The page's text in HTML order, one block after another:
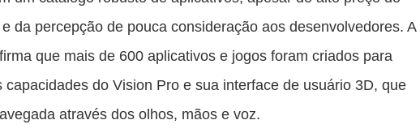
da percepção de pouca consideração aos desenvolvedores. A
que mais de 600 aplicativos e jogos foram criados para
capacidades do Vision Pro e sua interface de usuário 3D, que
através dos olhos, mãos e voz.